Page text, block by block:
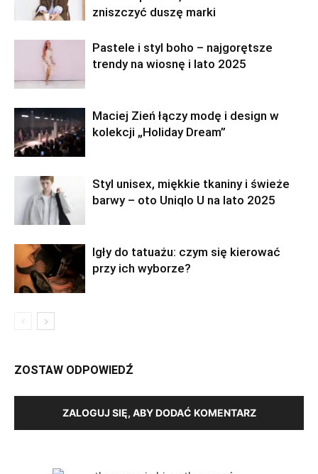
zniszczyć duszę marki
Pastele i styl boho – najgorętsze
trendy na wiosnę i lato 2025
Maciej Zień łączy modę i design w
kolekcji „Holiday Dream”
Styl unisex, miękkie tkaniny i świeże
barwy – oto Uniqlo U na lato 2025
Igły do tatuażu: czym się kierować
przy ich wyborze?
ZOSTAW ODPOWIEDŹ
ZALOGUJ SIĘ, ABY DODAĆ KOMENTARZ